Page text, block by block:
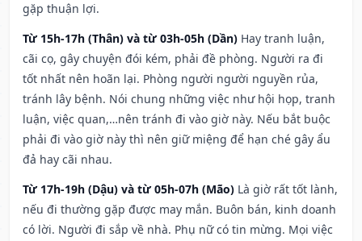
gặp thuận lợi.
Từ 15h-17h (Thân) và từ 03h-05h (Dần) Hay tranh luận,
cãi cọ, gây chuyện đói kém, phải đề phòng. Người ra đi
tốt nhất nên hoãn lại. Phòng người người nguyền rủa,
tránh lây bệnh. Nói chung những việc như hội họp, tranh
luận, việc quan,…nên tránh đi vào giờ này. Nếu bắt buộc
phải đi vào giờ này thì nên giữ miệng để hạn ché gây ẩu
đả hay cãi nhau.
Từ 17h-19h (Dậu) và từ 05h-07h (Mão) Là giờ rất tốt lành,
nếu đi thường gặp được may mắn. Buôn bán, kinh doanh
có lời. Người đi sắp về nhà. Phụ nữ có tin mừng. Mọi việc